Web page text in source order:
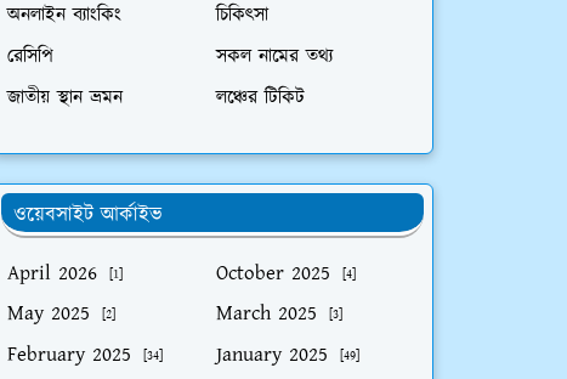
অনলাইন ব্যাংকিং
চিকিৎসা
রেসিপি
সকল নামের তথ্য
জাতীয় স্থান ভ্রমন
লঞ্চের টিকিট
ওয়েবসাইট আর্কাইভ
April 2026
[1] October 2025 [4]
May 2025 [2] March 2025 [3]
February 2025 [34] January 2025 [49]